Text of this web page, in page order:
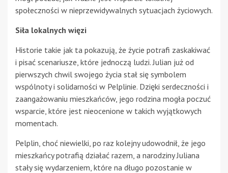
społeczności w nieprzewidywalnych sytuacjach życiowych.
Siła lokalnych więzi
Historie takie jak ta pokazują, że życie potrafi zaskakiwać
i pisać scenariusze, które jednoczą ludzi. Julian już od
pierwszych chwil swojego życia stał się symbolem
wspólnoty i solidarności w Pelplinie. Dzięki serdeczności i
zaangażowaniu mieszkańców, jego rodzina mogła poczuć
wsparcie, które jest nieocenione w takich wyjątkowych
momentach.
Pelplin, choć niewielki, po raz kolejny udowodnił, że jego
mieszkańcy potrafią działać razem, a narodziny Juliana
stały się wydarzeniem, które na długo pozostanie w